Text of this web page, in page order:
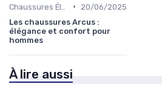
•
20/06/2025
Les chaussures Arcus :
élégance et confort pour
hommes
À lire aussi